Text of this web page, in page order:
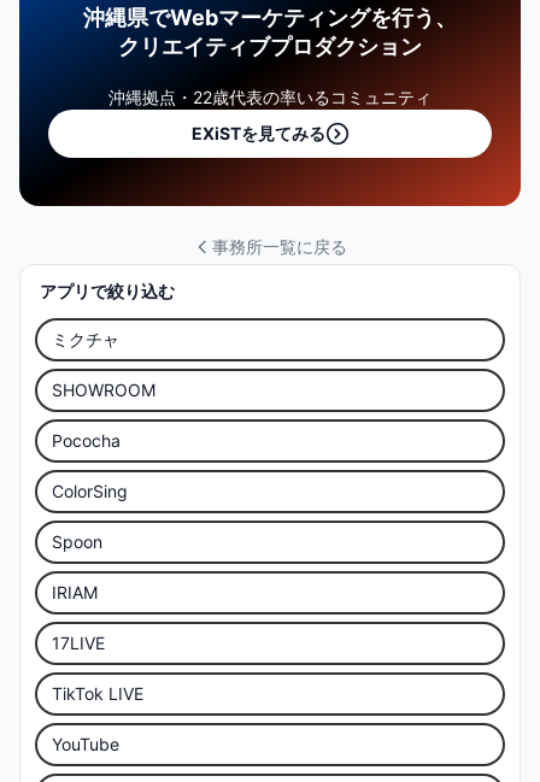
アプリで絞り込む
ミクチャ
SHOWROOM
Pococha
ColorSing
Spoon
IRIAM
17LIVE
TikTok LIVE
YouTube
沖縄県でWebマーケティングを行う、
クリエイティブプロダクション
沖縄拠点・22歳代表の率いるコミュニティ
EXiSTを見てみる
事務所一覧に戻る